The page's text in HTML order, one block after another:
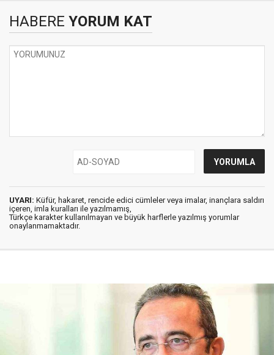
HABERE YORUM KAT
UYARI: Küfür, hakaret, rencide edici cümleler veya imalar, inançlara saldırı
içeren, imla kuralları ile yazılmamış,
Türkçe karakter kullanılmayan ve büyük harflerle yazılmış yorumlar
onaylanmamaktadır.